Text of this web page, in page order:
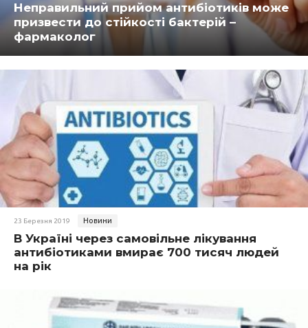
Неправильний прийом антибіотиків може
призвести до стійкості бактерій –
фармаколог
23 Березня 2019 Новини
В Україні через самовільне лікування
антибіотиками вмирає 700 тисяч людей
на рік